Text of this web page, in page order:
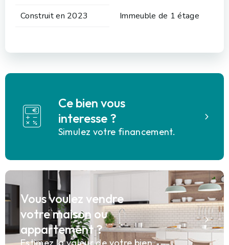
Construit en 2023 Immeuble de 1 étage
Ce bien vous
interesse ?
Simulez votre financement.
Vous voulez vendre
votre maison ou
appartement ?
Estimez la valeur de votre bien.